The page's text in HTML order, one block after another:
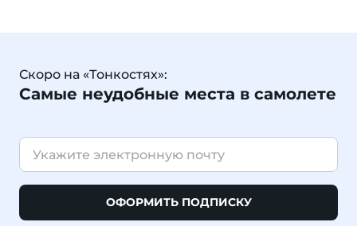
Скоро на «Тонкостях»:
Самые неудобные места в самолете
ОФОРМИТЬ ПОДПИСКУ